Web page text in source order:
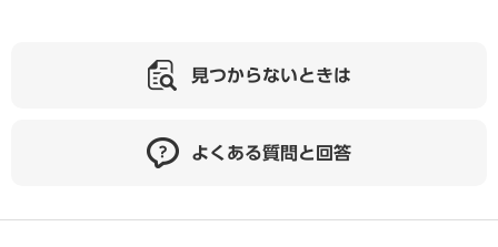
見つからないときは
よくある質問と回答